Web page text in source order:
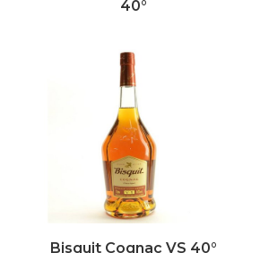
40°
Bisquit Cognac VS 40°